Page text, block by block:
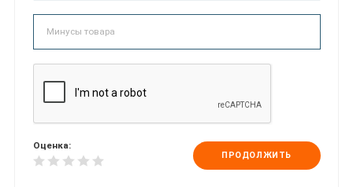
Оценка:
ПРОДОЛЖИТЬ